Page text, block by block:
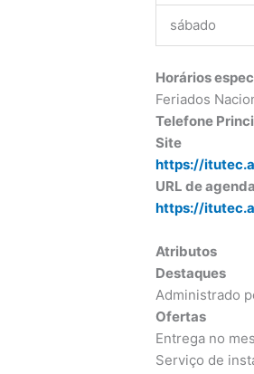
sábado
Horários
Feriados
Telefone
Site
https://
URL de
https://
Atributos
Destaques
Administrado
Ofertas
Entrega no
Serviço de